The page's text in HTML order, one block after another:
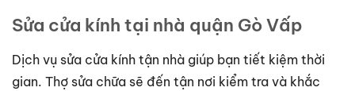
Sửa cửa kính tại nhà quận Gò Vấp
Dịch vụ sửa cửa kính tận nhà giúp bạn tiết kiệm thời
gian. Thợ sửa chữa sẽ đến tận nơi kiểm tra và khắc